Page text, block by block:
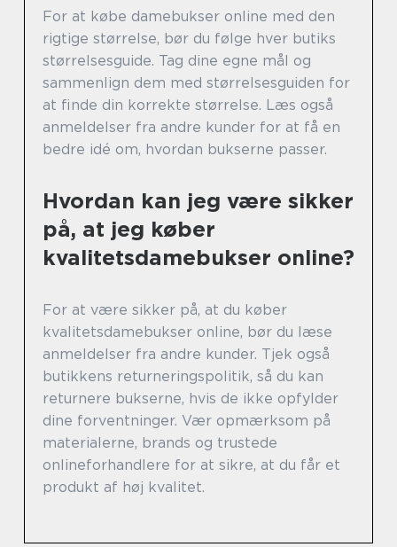
For at købe damebukser online med den
rigtige størrelse, bør du følge hver butiks
størrelsesguide. Tag dine egne mål og
sammenlign dem med størrelsesguiden for
at finde din korrekte størrelse. Læs også
anmeldelser fra andre kunder for at få en
bedre idé om, hvordan bukserne passer.
Hvordan kan jeg være sikker
på, at jeg køber
kvalitetsdamebukser online?
For at være sikker på, at du køber
kvalitetsdamebukser online, bør du læse
anmeldelser fra andre kunder. Tjek også
butikkens returneringspolitik, så du kan
returnere bukserne, hvis de ikke opfylder
dine forventninger. Vær opmærksom på
materialerne, brands og trustede
onlineforhandlere for at sikre, at du får et
produkt af høj kvalitet.